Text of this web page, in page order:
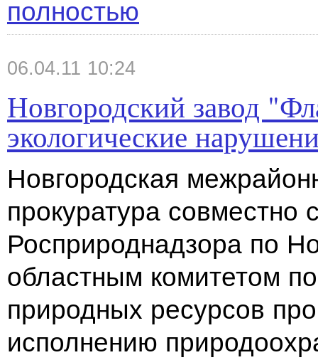
полностью
06.04.11 10:24
Новгородский завод
экологические
Новгородская
прокуратура совместно
Росприроднадзора по
областным комитетом
природных ресурсов
исполнению